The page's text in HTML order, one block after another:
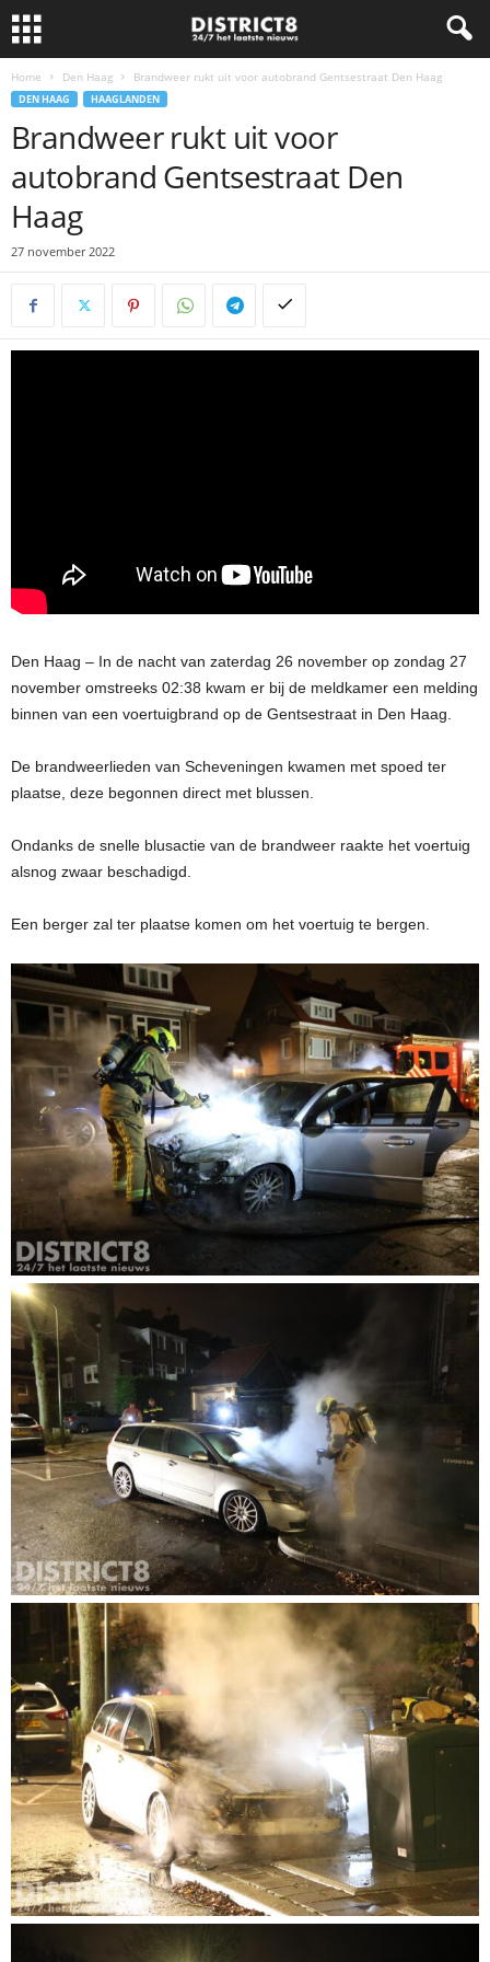
Home Den Haag Brandweer rukt uit voor autobrand Gentsestraat Den Haag
DEN HAAG HAAGLANDEN
Brandweer rukt uit voor
autobrand Gentsestraat Den
Haag
27 november 2022
Den Haag – In de nacht van zaterdag 26 november op zondag 27
november omstreeks 02:38 kwam er bij de meldkamer een melding
binnen van een voertuigbrand op de Gentsestraat in Den Haag.
De brandweerlieden van Scheveningen kwamen met spoed ter
plaatse, deze begonnen direct met blussen.
Ondanks de snelle blusactie van de brandweer raakte het voertuig
alsnog zwaar beschadigd.
Een berger zal ter plaatse komen om het voertuig te bergen.